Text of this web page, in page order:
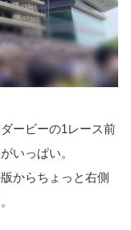
ービーの1レース前
いっぱい。
からちょっと右側